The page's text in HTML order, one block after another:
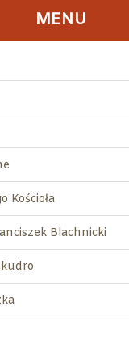
MENU
Kościoła
Blachnicki